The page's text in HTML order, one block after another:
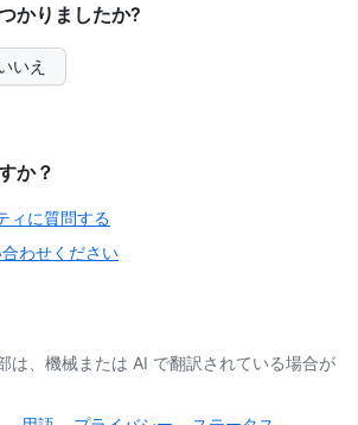
かりましたか?
いえ
か？
ィに質問する
わせください
は、機械または AI で翻訳されている場合が